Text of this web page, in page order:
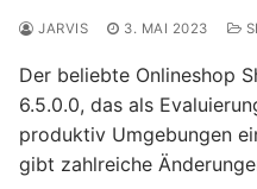
JARVIS 3. MAI 2023
Der beliebte Onlineshop
6.5.0.0, das als
produktiv Umgebungen
gibt zahlreiche